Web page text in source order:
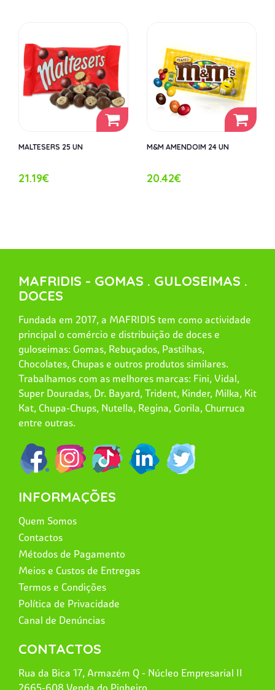
MALTESERS 25 UN
21.19€
M&M AMENDOIM 24 UN
20.42€
MAFRIDIS - GOMAS . GULOSEIMAS .
DOCES
Fundada em 2017, a MAFRIDIS tem como actividade
principal o comércio e distribuição de doces e
guloseimas: Gomas, Rebuçados, Pastilhas,
Chocolates, Chupas e outros produtos similares.
Trabalhamos com as melhores marcas: Fini, Vidal,
Super Douradas, Dr. Bayard, Trident, Kinder, Milka, Kit
Kat, Chupa-Chups, Nutella, Regina, Gorila, Churruca
entre outras.
INFORMAÇÕES
Quem Somos
Contactos
Métodos de Pagamento
Meios e Custos de Entregas
Termos e Condições
Política de Privacidade
Canal de Denúncias
CONTACTOS
Rua da Bica 17, Armazém Q - Núcleo Empresarial II
2665-608 Venda do Pinheiro